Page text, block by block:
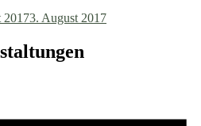
20173. August 2017